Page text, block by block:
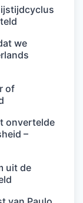
we
of
onvertelde
–
uit de